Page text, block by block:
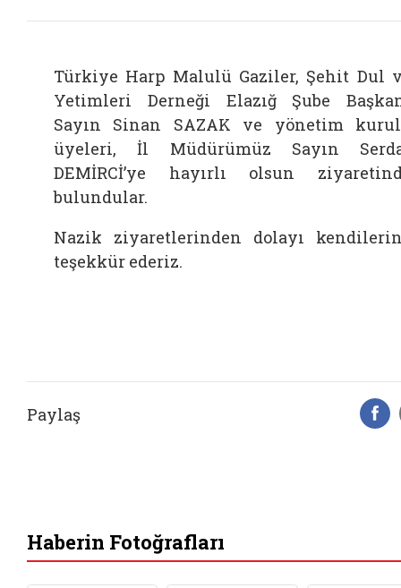
Türkiye Harp Malulü Gaziler, Şehit Dul
Yetimleri Derneği Elazığ Şube
Sayın Sinan SAZAK ve yönetim
üyeleri, İl Müdürümüz Sayın
DEMİRCİ’ye hayırlı olsun
bulundular.
Nazik ziyaretlerinden dolayı
teşekkür ederiz.
Paylaş
Haberin Fotoğrafları